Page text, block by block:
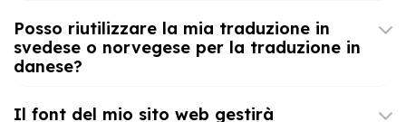
Posso riutilizzare la mia traduzione in
svedese o norvegese per la traduzione in
danese?
Il font del mio sito web gestirà